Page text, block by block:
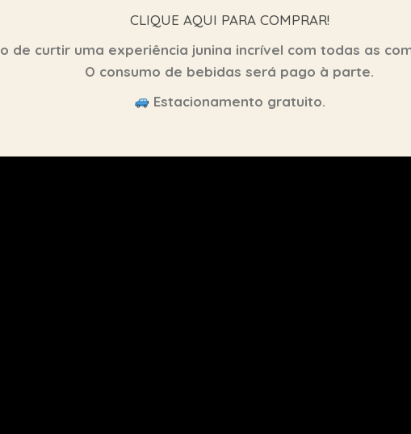
CLIQUE AQUI PARA COMPRAR!
de curtir uma experiência junina incrível com todas as
O consumo de bebidas será pago à parte.
Estacionamento gratuito.